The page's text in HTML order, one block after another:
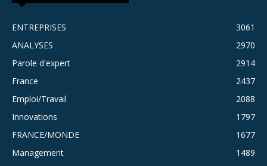
ENTREPRISES
3061
ANALYSES
2970
Parole d'expert
2914
France
2437
Emploi/Travail
2088
Innovations
1797
FRANCE/MONDE
1677
Management
1489